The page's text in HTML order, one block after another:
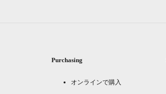
Purchasing
オンラインで購入